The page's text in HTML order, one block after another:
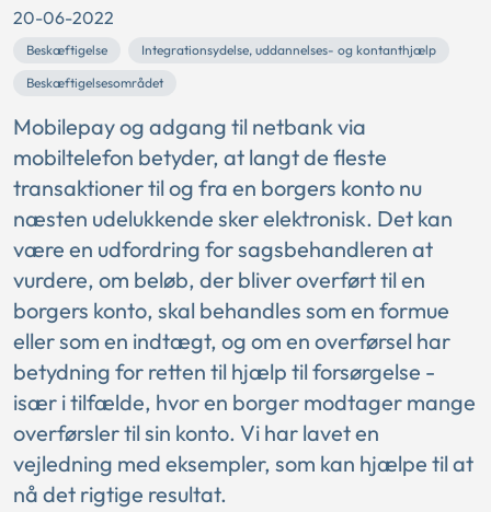
20-06-2022
Beskæftigelse
Integrationsydelse, uddannelses- og kontanthjælp
Beskæftigelsesområdet
Mobilepay og adgang til netbank via
mobiltelefon betyder, at langt de fleste
transaktioner til og fra en borgers konto nu
næsten udelukkende sker elektronisk. Det kan
være en udfordring for sagsbehandleren at
vurdere, om beløb, der bliver overført til en
borgers konto, skal behandles som en formue
eller som en indtægt, og om en overførsel har
betydning for retten til hjælp til forsørgelse -
især i tilfælde, hvor en borger modtager mange
overførsler til sin konto. Vi har lavet en
vejledning med eksempler, som kan hjælpe til at
nå det rigtige resultat.